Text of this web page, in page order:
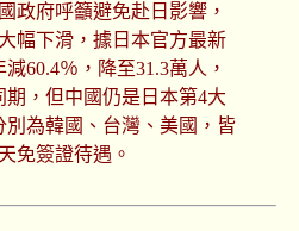
政府呼籲避免赴日影響，
幅下滑，據日本官方最新
60.4％，降至31.3萬人，
，但中國仍是日本第4大
別為韓國、台灣、美國，皆
免簽證待遇。